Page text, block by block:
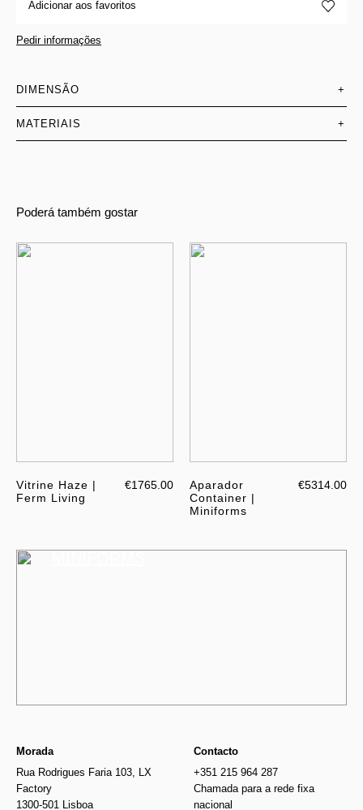
Adicionar aos favoritos
Pedir informações
DIMENSÃO +
MATERIAIS +
Poderá também gostar
Vitrine Haze |
Ferm Living
€1765.00
Aparador
Container |
Miniforms
€5314.00
Morada
Rua Rodrigues Faria 103, LX
Factory
1300-501 Lisboa
Contacto
+351 215 964 287
Chamada para a rede fixa
nacional